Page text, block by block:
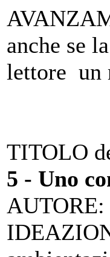
anche se
lettore un
TITOLO
5 - Uno
AUTORE: